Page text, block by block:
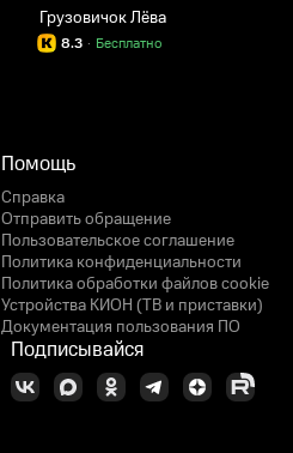
Грузовичок Лёва
8.3 Бесплатно
·
Помощь
Справка
Отправить обращение
Пользовательское соглашение
Политика конфиденциальности
Политика обработки файлов cookie
Устройства КИОН (ТВ и приставки)
Документация пользования ПО
Подписывайся